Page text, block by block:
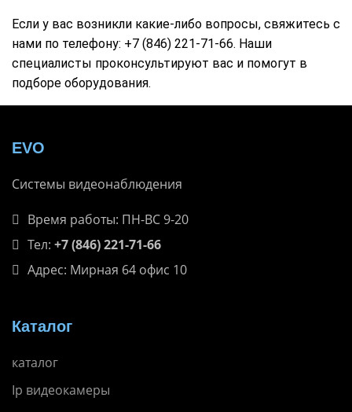
Если у вас возникли какие-либо вопросы, свяжитесь с
нами по телефону: +7 (846) 221-71-66. Наши
специалисты проконсультируют вас и помогут в
подборе оборудования.
EVO
Системы видеонаблюдения
Время работы: ПН-ВС 9-20
Тел: +7 (846) 221-71-66
Адрес: Мирная 64 офис 10
Каталог
каталог
Ip видеокамеры